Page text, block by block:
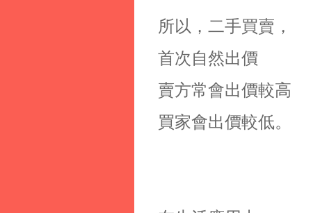
所以，二手買賣，
首次自然出價
賣方常會出價較高
買家會出價較低。